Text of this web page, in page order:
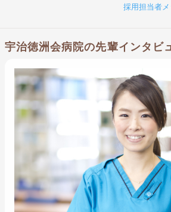
採用担当者
宇治徳洲会病院の先輩インタビ